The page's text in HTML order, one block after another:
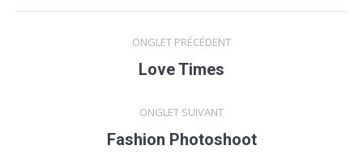
ONGLET PRÉCÉDENT
Onglet
Love Times
ONGLET SUIVANT
Projets
Fashion Photoshoot